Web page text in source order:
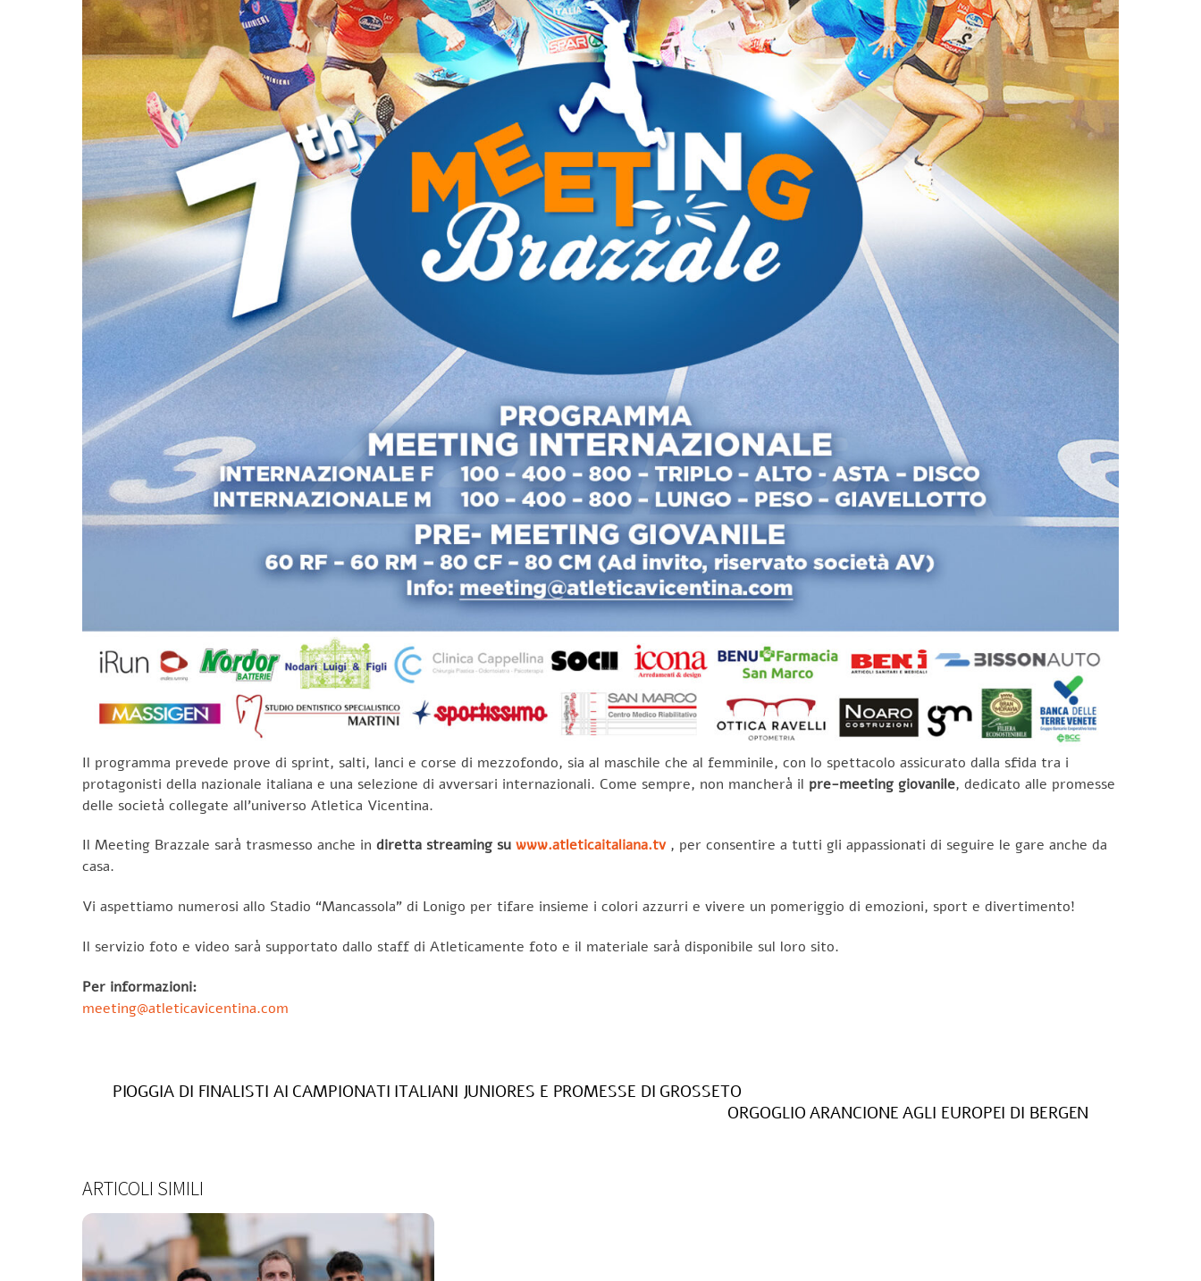
Il programma prevede prove di sprint, salti, lanci e corse di mezzofondo, sia al maschile che al femminile, con lo spettacolo assicurato dalla sfida tra i
protagonisti della nazionale italiana e una selezione di avversari internazionali. Come sempre, non mancherà il pre-meeting giovanile, dedicato alle promesse
delle società collegate all’universo Atletica Vicentina.
Il Meeting Brazzale sarà trasmesso anche in diretta streaming su www.atleticaitaliana.tv , per consentire a tutti gli appassionati di seguire le gare anche da
casa.
Vi aspettiamo numerosi allo Stadio “Mancassola” di Lonigo per tifare insieme i colori azzurri e vivere un pomeriggio di emozioni, sport e divertimento!
Il servizio foto e video sarà supportato dallo staff di Atleticamente foto e il materiale sarà disponibile sul loro sito.
Per informazioni:
meeting@atleticavicentina.com
PIOGGIA DI FINALISTI AI CAMPIONATI ITALIANI JUNIORES E PROMESSE DI GROSSETO
ORGOGLIO ARANCIONE AGLI EUROPEI DI BERGEN
ARTICOLI SIMILI